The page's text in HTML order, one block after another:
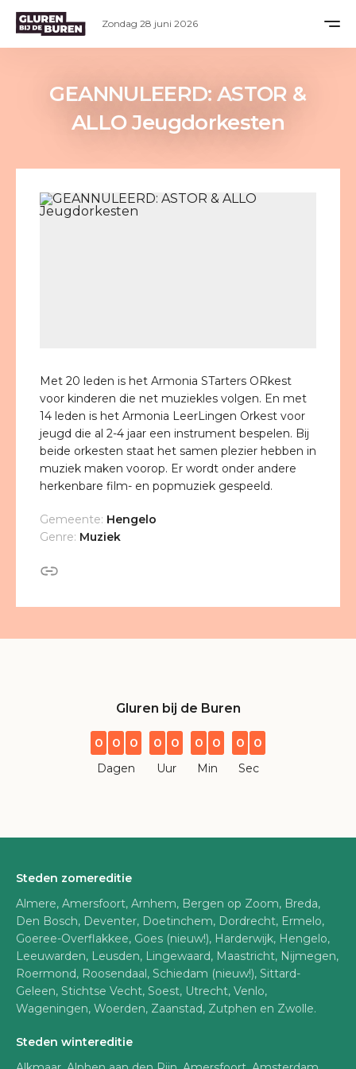
GEANNULEERD: ASTOR &
ALLO Jeugdorkesten
Met 20 leden is het Armonia STarters ORkest
voor kinderen die net muziekles volgen. En met
14 leden is het Armonia LeerLingen Orkest voor
jeugd die al 2-4 jaar een instrument bespelen. Bij
beide orkesten staat het samen plezier hebben in
muziek maken voorop. Er wordt onder andere
herkenbare film- en popmuziek gespeeld.
Gemeente: Hengelo
Genre: Muziek
Gluren bij de Buren
0 0 0
Dagen
0 0
Uur
0 0
Min
0 0
Sec
Steden zomereditie
Almere, Amersfoort, Arnhem, Bergen op Zoom, Breda,
Den Bosch, Deventer, Doetinchem, Dordrecht, Ermelo,
Goeree-Overflakkee, Goes (nieuw!), Harderwijk, Hengelo,
Leeuwarden, Leusden, Lingewaard, Maastricht, Nijmegen,
Roermond, Roosendaal, Schiedam (nieuw!), Sittard-
Geleen, Stichtse Vecht, Soest, Utrecht, Venlo,
Wageningen, Woerden, Zaanstad, Zutphen en Zwolle.
Steden wintereditie
Zondag 28 juni 2026